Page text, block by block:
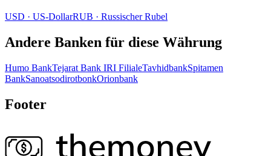
USD · US‑DollarRUB · Russischer Rubel
Andere Banken für diese Währung
Humo BankTejarat Bank IRI FilialeTavhidbankSpitamen
BankSanoatsodirotbonkOrionbank
Footer